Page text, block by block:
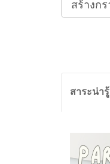
สาระน่ารู้